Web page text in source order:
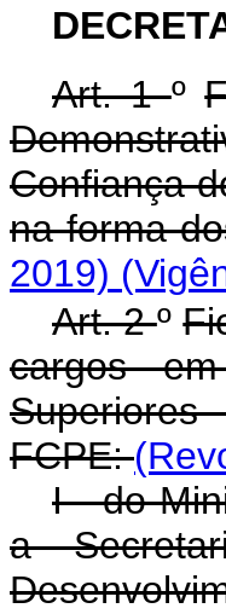
Art. 1º
Confiança
na forma
2019)
Art. 2º
cargos
Superiores
FCPE:
I - do
a